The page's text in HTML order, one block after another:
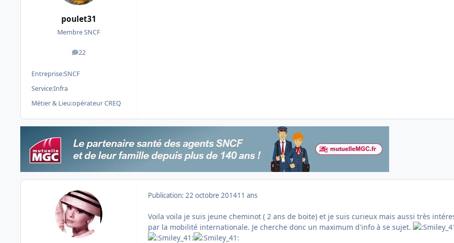
poulet31
Membre SNCF
22
messages
Entreprise:SNCF
Service:Infra
Métier & Lieu:opérateur CREQ
Publication: 22 octobre 201411 ans
Voila voila je suis jeune cheminot ( 2 ans de boite) et je suis curieux mais aussi très
par la mobilité internationale. Je cherche donc un maximum d'info à se sujet.